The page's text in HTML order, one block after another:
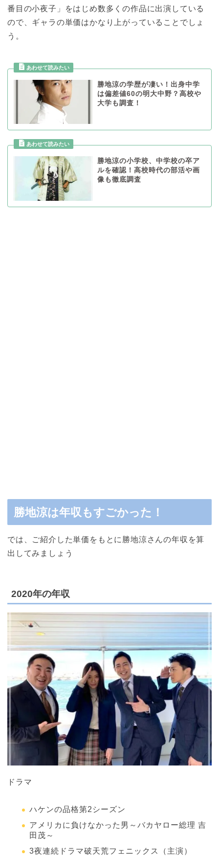
番目の小夜子」をはじめ数多くの作品に出演している
ので、ギャラの単価はかなり上がっていることでしょ
う。
勝地涼の学歴が凄い！出身中学
は偏差値60の明大中野？高校や
大学も調査！
勝地涼の小学校、中学校の卒ア
ルを確認！高校時代の部活や画
像も徹底調査
勝地涼は年収もすごかった！
では、ご紹介した単価をもとに勝地涼さんの年収を算
出してみましょう
2020年の年収
ドラマ
ハケンの品格第2シーズン
アメリカに負けなかった男～バカヤロー総理 吉
田茂～
3夜連続ドラマ破天荒フェニックス（主演）